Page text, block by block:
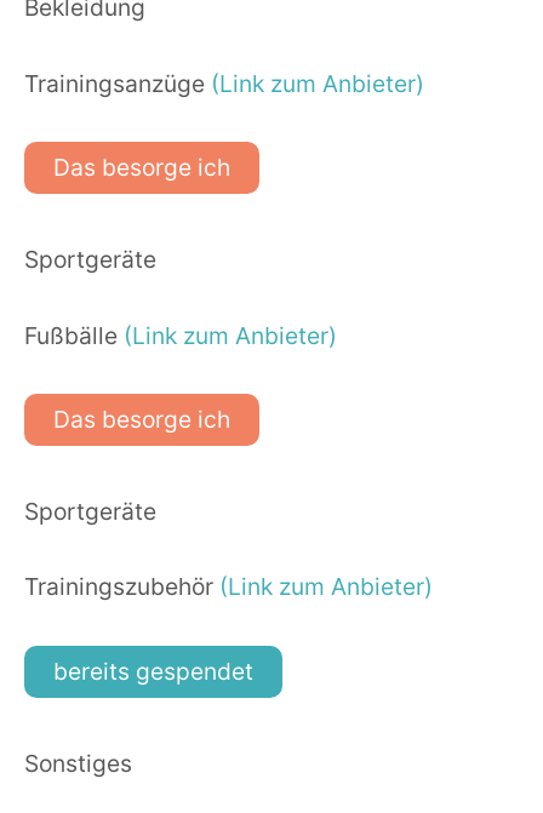
Bekleidung
Trainingsanzüge (Link zum Anbieter)
Das besorge ich
Sportgeräte
Fußbälle (Link zum Anbieter)
Das besorge ich
Sportgeräte
Trainingszubehör (Link zum Anbieter)
bereits gespendet
Sonstiges